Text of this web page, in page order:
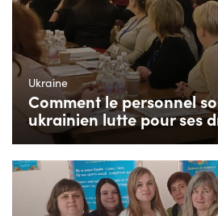
Ukraine
Comment le personnel
ukrainien lutte pour ses